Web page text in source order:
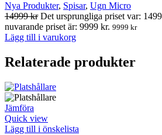
Nya Produkter, Spisar, Ugn Micro
14999kr Det ursprungliga priset var:
nuvarande priset är: 9999 kr. 9999 kr
Lägg till i varukorg
Relaterade produkter
Jämföra
Quick view
Lägg till i önskelista